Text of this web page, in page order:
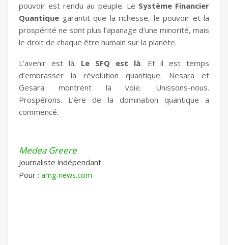
pouvoir est rendu au peuple. Le Système Financier
Quantique garantit que la richesse, le pouvoir et la
prospérité ne sont plus l’apanage d’une minorité, mais
le droit de chaque être humain sur la planète.
L’avenir est là. Le SFQ est là. Et il est temps
d’embrasser la révolution quantique. Nesara et
Gesara montrent la voie. Unissons-nous.
Prospérons. L’ère de la domination quantique a
commencé.
Medea Greere
Journaliste indépendant
Pour : amg-news.com